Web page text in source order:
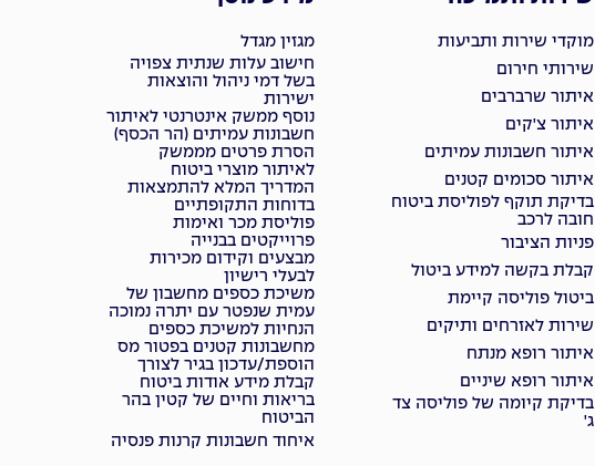
מוקדי שירות ותביעות
שירותי חירום
איתור שרברבים
איתור צ'קים
איתור חשבונות עמיתים
איתור סכומים קטנים
בדיקת תוקף לפוליסת ביטוח
חובה לרכב
פניות הציבור
קבלת בקשה למידע ביטול
ביטול פוליסה קיימת
שירות לאזרחים ותיקים
איתור רופא מנתח
איתור רופא שיניים
בדיקת קיומה של פוליסה צד
ג'
מגזין מגדל
חישוב עלות שנתית צפויה
בשל דמי ניהול והוצאות
ישירות
נוסף ממשק אינטרנטי לאיתור
חשבונות עמיתים (הר הכסף)
הסרת פרטים מממשק
לאיתור מוצרי ביטוח
המדריך המלא להתמצאות
בדוחות התקופתיים
פוליסת מכר ואימות
פרוייקטים בבנייה
מבצעים וקידום מכירות
לבעלי רישיון
משיכת כספים מחשבון של
עמית שנפטר עם יתרה נמוכה
הנחיות למשיכת כספים
מחשבונות קטנים בפטור מס
הוספת/עדכון בגיר לצורך
קבלת מידע אודות ביטוח
בריאות וחיים של קטין בהר
הביטוח
איחוד חשבונות קרנות פנסיה